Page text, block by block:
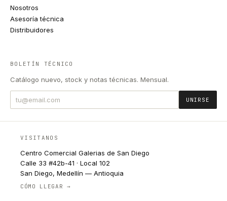
Nosotros
Asesoría técnica
Distribuidores
BOLETÍN TÉCNICO
Catálogo nuevo, stock y notas técnicas. Mensual.
UNIRSE
VISITANOS
Centro Comercial Galerias de San Diego
Calle 33 #42b-41 · Local 102
San Diego, Medellín — Antioquia
CÓMO LLEGAR →